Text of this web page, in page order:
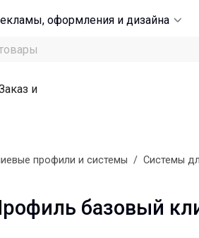
оформления и дизайна
и
профили и системы / Системы
базовый